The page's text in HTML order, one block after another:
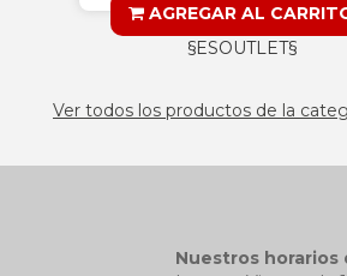
AGREGAR AL
§ESOUTLET§
Ver todos los productos de la
Nuestros horarios